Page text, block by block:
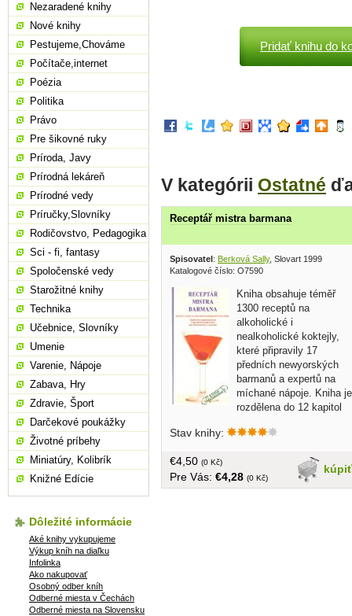
Pridať knihu do
V kategórii Ostatné
Receptář mistra barmana
Spisovatel: Berková Sally, Slovart 1999
Katalogové číslo: O7590
Kniha obsahuje téměř
1300 receptů na
alkoholické i
nealkoholické koktejly,
které připravily 17
předních newyorských
barmanů a expertů na
míchané nápoje. Kniha je
rozdělena do 12 kapitol
margarita, daiquiri, mojito, punch,
nacházejí zajímavé informace o historii,
původu a variacích daného nápoje,
jakož i tipy a triky pro jeho přípravu a
Stav knihy:
kúpiť
€4,50 (0 Kč)
Pre Vás: €4,28 (0 Kč)
Nezaradené knihy
Nové knihy
Pestujeme,Chováme
Počítače,internet
Poézia
Politika
Právo
Pre šikovné ruky
Príroda, Javy
Prírodná lekáreň
Prírodné vedy
Príručky,Slovníky
Rodičovstvo, Pedagogika
Sci - fi, fantasy
Spoločenské vedy
Starožitné knihy
Technika
Učebnice, Slovníky
Umenie
Varenie, Nápoje
Zabava, Hry
Zdravie, Šport
Darčekové poukážky
Životné príbehy
Miniatúry, Kolibrík
Knižné Edície
Dôležité informácie
Aké knihy vykupujeme
Výkup kníh na diaľku
Infolinka
Ako nakupovať
Osobný odber kníh
Odberné miesta v Čechách
Odberné miesta na Slovensku